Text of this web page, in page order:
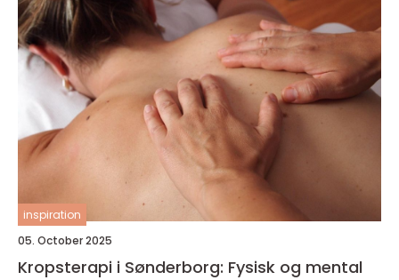
inspiration
05. October 2025
Kropsterapi i Sønderborg: Fysisk og mental